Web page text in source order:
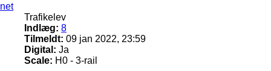
net
Trafikelev
Indlæg: 8
Tilmeldt: 09 jan 2022, 23:59
Digital: Ja
Scale: H0 - 3-rail